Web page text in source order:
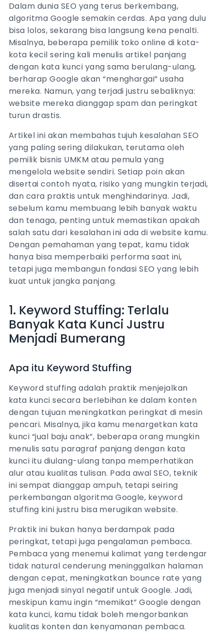
Dalam dunia SEO yang terus berkembang,
algoritma Google semakin cerdas. Apa yang dulu
bisa lolos, sekarang bisa langsung kena penalti.
Misalnya, beberapa pemilik toko online di kota-
kota kecil sering kali menulis artikel panjang
dengan kata kunci yang sama berulang-ulang,
berharap Google akan “menghargai” usaha
mereka. Namun, yang terjadi justru sebaliknya:
website mereka dianggap spam dan peringkat
turun drastis.
Artikel ini akan membahas tujuh kesalahan SEO
yang paling sering dilakukan, terutama oleh
pemilik bisnis UMKM atau pemula yang
mengelola website sendiri. Setiap poin akan
disertai contoh nyata, risiko yang mungkin terjadi,
dan cara praktis untuk menghindarinya. Jadi,
sebelum kamu membuang lebih banyak waktu
dan tenaga, penting untuk memastikan apakah
salah satu dari kesalahan ini ada di website kamu.
Dengan pemahaman yang tepat, kamu tidak
hanya bisa memperbaiki performa saat ini,
tetapi juga membangun fondasi SEO yang lebih
kuat untuk jangka panjang.
1. Keyword Stuffing: Terlalu
Banyak Kata Kunci Justru
Menjadi Bumerang
Apa itu Keyword Stuffing
Keyword stuffing adalah praktik menjejalkan
kata kunci secara berlebihan ke dalam konten
dengan tujuan meningkatkan peringkat di mesin
pencari. Misalnya, jika kamu menargetkan kata
kunci “jual baju anak”, beberapa orang mungkin
menulis satu paragraf panjang dengan kata
kunci itu diulang-ulang tanpa memperhatikan
alur atau kualitas tulisan. Pada awal SEO, teknik
ini sempat dianggap ampuh, tetapi seiring
perkembangan algoritma Google, keyword
stuffing kini justru bisa merugikan website.
Praktik ini bukan hanya berdampak pada
peringkat, tetapi juga pengalaman pembaca.
Pembaca yang menemui kalimat yang terdengar
tidak natural cenderung meninggalkan halaman
dengan cepat, meningkatkan bounce rate yang
juga menjadi sinyal negatif untuk Google. Jadi,
meskipun kamu ingin “memikat” Google dengan
kata kunci, kamu tidak boleh mengorbankan
kualitas konten dan kenyamanan pembaca.